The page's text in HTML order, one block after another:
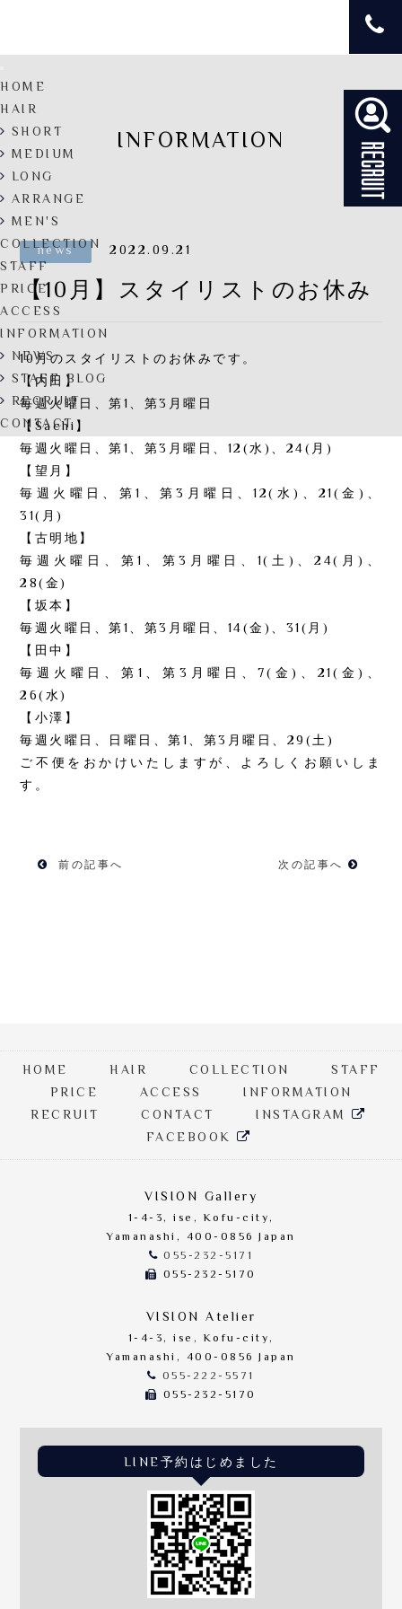
HOME
HAIR
SHORT
MEDIUM
LONG
ARRANGE
MEN'S
COLLECTION
STAFF
PRICE
ACCESS
INFORMATION
NEWS
STAFF BLOG
RECRUIT
CONTACT
INFORMATION
2022.09.21
news
【10月】スタイリストのお休み
10月のスタイリストのお休みです。
【内田】
毎週火曜日、第1、第3月曜日
【Sachi】
毎週火曜日、第1、第3月曜日、12(水)、24(月)
【望月】
毎週火曜日、第1、第3月曜日、12(水)、21(金)、
31(月)
【古明地】
毎週火曜日、第1、第3月曜日、1(土)、24(月)、
28(金)
【坂本】
毎週火曜日、第1、第3月曜日、14(金)、31(月)
【田中】
毎週火曜日、第1、第3月曜日、7(金)、21(金)、
26(水)
【小澤】
毎週火曜日、日曜日、第1、第3月曜日、29(土)
ご不便をおかけいたしますが、よろしくお願いしま
す。
前の記事へ 次の記事へ
HOME HAIR COLLECTION
STAFF
PRICE
ACCESS
INFORMATION
RECRUIT
CONTACT
INSTAGRAM
FACEBOOK
VISION Gallery
1-4-3, ise, Kofu-city,
Yamanashi, 400-0856 Japan
055-232-5171
055-232-5170
VISION Atelier
1-4-3, ise, Kofu-city,
Yamanashi, 400-0856 Japan
055-222-5571
055-232-5170
LINE予約はじめました